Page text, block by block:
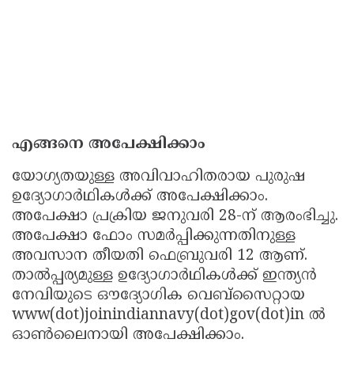
എങ്ങനെ അപേക്ഷിക്കാം
യോഗ്യതയുള്ള അവിവാഹിതരായ പുരുഷ
ഉദ്യോഗാർഥികൾക്ക് അപേക്ഷിക്കാം.
അപേക്ഷാ പ്രക്രിയ ജനുവരി 28-ന് ആരംഭിച്ചു.
അപേക്ഷാ ഫോം സമർപ്പിക്കുന്നതിനുള്ള
അവസാന തീയതി ഫെബ്രുവരി 12 ആണ്.
താൽപ്പര്യമുള്ള ഉദ്യോഗാർഥികൾക്ക് ഇന്ത്യൻ
നേവിയുടെ ഔദ്യോഗിക വെബ്സൈറ്റായ
www(dot)joinindiannavy(dot)gov(dot)in ൽ
ഓൺലൈനായി അപേക്ഷിക്കാം.